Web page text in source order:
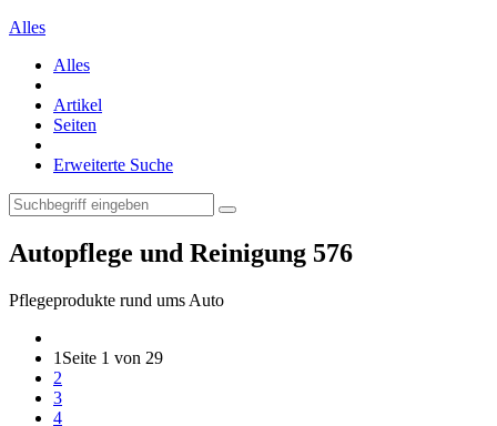
Alles
Alles
Artikel
Seiten
Erweiterte Suche
Autopflege und Reinigung 576
Pflegeprodukte rund ums Auto
1 Seite 1 von 29
2
3
4